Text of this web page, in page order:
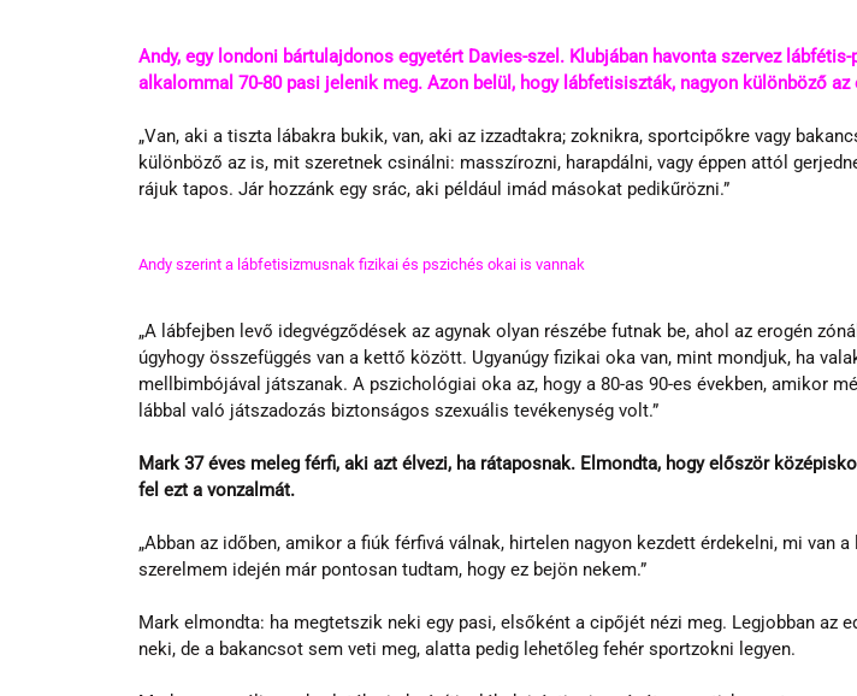
Andy, egy londoni bártulajdonos egyetért Davies-szel. Klubjában havonta szervez
alkalommal 70-80 pasi jelenik meg. Azon belül, hogy lábfetisiszták, nagyon különböző
„Van, aki a tiszta lábakra bukik, van, aki az izzadtakra; zoknikra, sportcipőkre vagy
különböző az is, mit szeretnek csinálni: masszírozni, harapdálni, vagy éppen attól
rájuk tapos. Jár hozzánk egy srác, aki például imád másokat pedikűrözni.”
Andy szerint a lábfetisizmusnak fizikai és pszichés okai is vannak
„A lábfejben levő idegvégződések az agynak olyan részébe futnak be, ahol az erogén
úgyhogy összefüggés van a kettő között. Ugyanúgy fizikai oka van, mint mondjuk, ha
mellbimbójával játszanak. A pszichológiai oka az, hogy a 80-as 90-es években, amikor
lábbal való játszadozás biztonságos szexuális tevékenység volt.”
Mark 37 éves meleg férfi, aki azt élvezi, ha rátaposnak. Elmondta, hogy először
fel ezt a vonzalmát.
„Abban az időben, amikor a fiúk férfivá válnak, hirtelen nagyon kezdett érdekelni, mi van
szerelmem idején már pontosan tudtam, hogy ez bejön nekem.”
Mark elmondta: ha megtetszik neki egy pasi, elsőként a cipőjét nézi meg. Legjobban az
neki, de a bakancsot sem veti meg, alatta pedig lehetőleg fehér sportzokni legyen.